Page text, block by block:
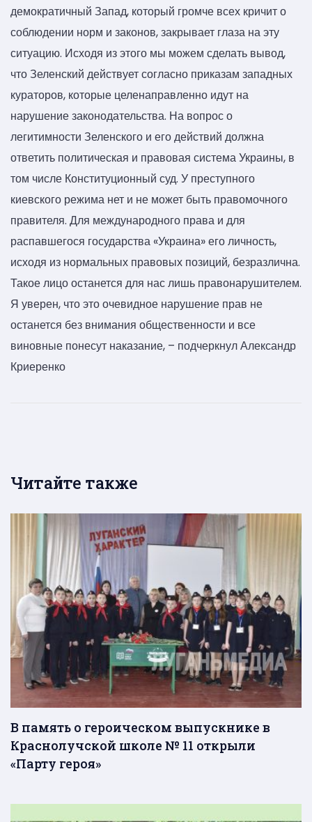
демократичный Запад, который громче всех кричит о
соблюдении норм и законов, закрывает глаза на эту
ситуацию. Исходя из этого мы можем сделать вывод,
что Зеленский действует согласно приказам западных
кураторов, которые целенаправленно идут на
нарушение законодательства. На вопрос о
легитимности Зеленского и его действий должна
ответить политическая и правовая система Украины, в
том числе Конституционный суд. У преступного
киевского режима нет и не может быть правомочного
правителя. Для международного права и для
распавшегося государства «Украина» его личность,
исходя из нормальных правовых позиций, безразлична.
Такое лицо останется для нас лишь правонарушителем.
Я уверен, что это очевидное нарушение прав не
останется без внимания общественности и все
виновные понесут наказание, – подчеркнул Александр
Криеренко
Читайте также
В память о героическом выпускнике в
Краснолучской школе № 11 открыли
«Парту героя»